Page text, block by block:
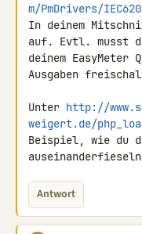
m/PmDrivers/
In deinem
auf. Evtl. musst
deinem EasyMeter
Ausgaben
Unter http://
weigert.de/
Beispiel, wie du
Antwort